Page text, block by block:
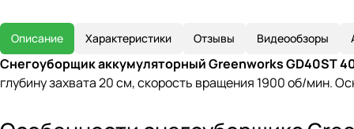
Описание Характеристики Отзывы Видеообзоры
Снегоуборщик аккумуляторный Greenworks GD40ST
глубину захвата 20 см, скорость вращения 1900 об/мин.